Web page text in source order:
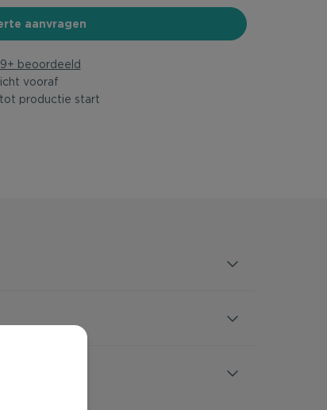
aanvragen
9+ beoordeeld
vooraf
productie start